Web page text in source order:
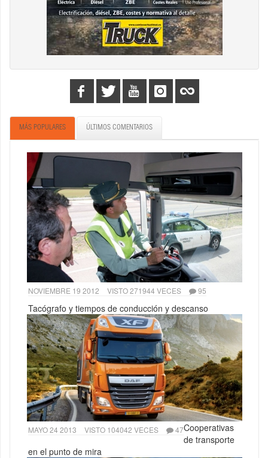
MÁS POPULARES ÚLTIMOS COMENTARIOS
NOVIEMBRE 19 2012 VISTO 271944 VECES 95
Tacógrafo y tiempos de conducción y descanso
MAYO 24 2013 VISTO 104042 VECES 47Cooperativas
de transporte
en el punto de mira